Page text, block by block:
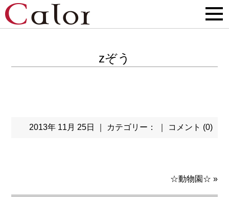
zぞう
2013年 11月 25日 ｜ カテゴリー： ｜ コメント (0)
☆動物園☆ »